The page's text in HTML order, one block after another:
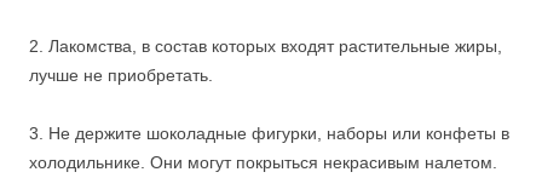
2. Лакомства, в состав которых входят растительные жиры,
лучше не приобретать.
3. Не держите шоколадные фигурки, наборы или конфеты в
холодильнике. Они могут покрыться некрасивым налетом.